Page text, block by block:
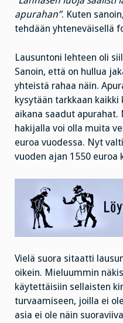
apurahan”. Kuten
tehdään yhteneväisellä
Lausuntoni lehteen oli
Sanoin, että on hullua
yhteistä rahaa näin.
kysytään tarkkaan
aikana saadut
hakijalla voi olla muita
euroa vuodessa. Nyt
vuoden ajan 1550 euroa
Vielä suora sitaatti
oikein. Mieluummin
käytettäisiin sellaisten
turvaamiseen, joilla ei
asia ei ole näin